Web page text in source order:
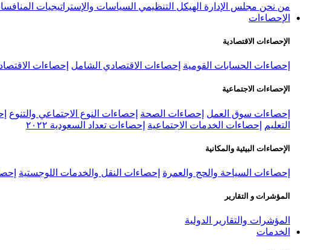
من نحن مجلس الإدارة الهيكل التنظيمي السياسات والإستراتيجيات
الإحصاءات
الإحصاءات الاقتصادية
إحصاءات الحسابات القومية إحصاءات الاقتصادي الشامل إحصاءات
الإحصاءات الاجتماعية
إحصاءات سوق العمل إحصاءات الصحة إحصاءات النوع الاجتماعي والتنوع
التعليم
إحصاءات الخدمات الاجتماعية إحصاءات تعداد السعودية ٢٠٢٢
الإحصاءات البيئية والمكانية
إحصاءات السياحة والحج والعمرة إحصاءات النقل والخدمات اللوجستية
المؤشرات و التقارير
المؤشرات والتقارير الدولية
الخدمات